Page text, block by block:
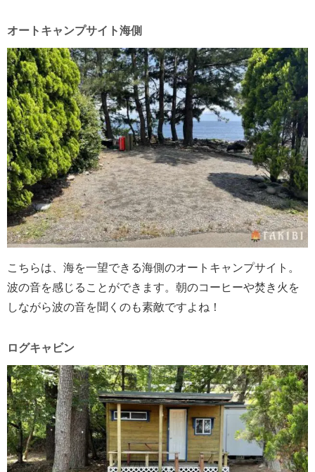
オートキャンプサイト海側
こちらは、海を一望できる海側のオートキャンプサイト。
波の音を感じることができます。朝のコーヒーや焚き火を
しながら波の音を聞くのも素敵ですよね！
ログキャビン